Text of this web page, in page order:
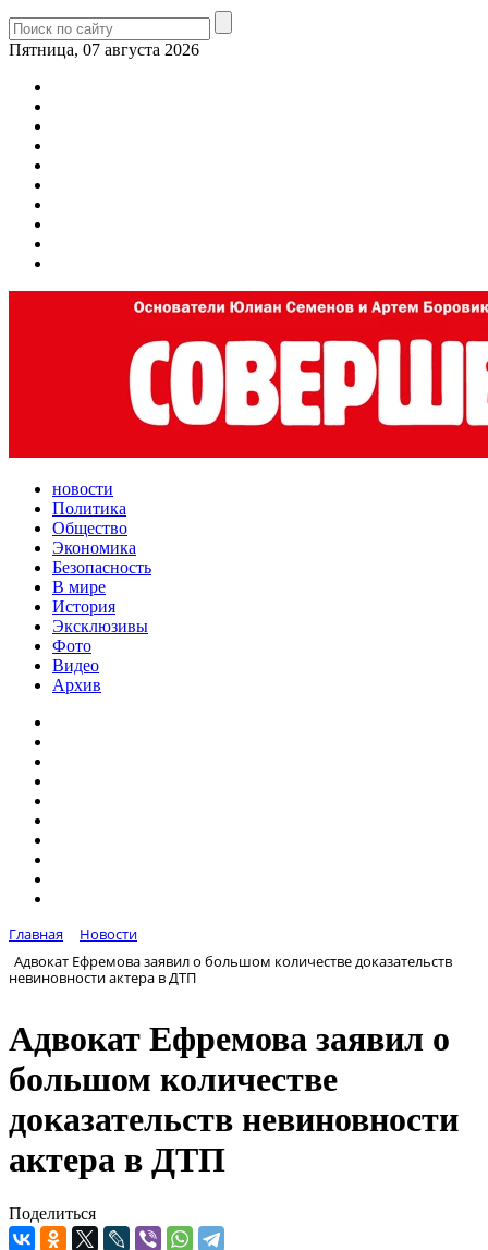
Пятница, 07 августа 2026
новости
Политика
Общество
Экономика
Безопасность
В мире
История
Эксклюзивы
Фото
Видео
Архив
Главная
Новости
Адвокат Ефремова заявил о большом количестве доказательств
невиновности актера в ДТП
Адвокат Ефремова заявил о
большом количестве
доказательств невиновности
актера в ДТП
Поделиться